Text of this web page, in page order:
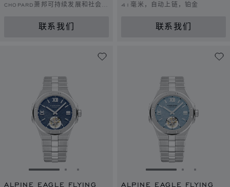
CHOPARD萧邦可持续发展和社会责
联系我们
41毫米，自动上链，铂金
联系我们
转到幻灯片 1转到幻灯片 2
转到幻灯片 3
ALPINE EAGLE FLYING
转到幻灯片 1转到幻灯
转到幻
ALPINE EAGLE FLYING